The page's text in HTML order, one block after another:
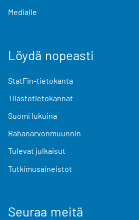
Medialle
Löydä nopeasti
StatFin-tietokanta
Tilastotietokannat
Suomi lukuina
Rahanarvonmuunnin
Tulevat julkaisut
Tutkimusaineistot
Seuraa meitä